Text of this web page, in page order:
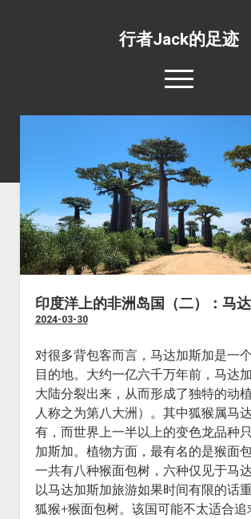
行者Jack的足迹
open
menu
139国行
专题照片
open
世界美食
野生动物
宗教场所
文化遗址
边界口岸
世界之最
旅游杂文
menu
环绕地球一周并不难
工薪族也可以周游世界
目的地推荐
open
menu
四条最惊心动魄的航线
五条最具挑战性的公路
五条最值得体验的火车线路
印度洋上的非洲岛国（二）：马
2024-03-30
对很多背包客而言，马达加斯加是一
目的地。大约一亿六千万年前，马达
大陆分裂出来，从而形成了独特的动
人称之为第八大洲）。其中狐猴属马
有，而世界上一半以上的变色龙品种
加斯加。植物方面，最有名的是猴面
一共有八种猴面包树，六种仅见于马
以马达加斯加旅游如果时间有限的话
狐猴+猴面包树。该国可能不太适合追